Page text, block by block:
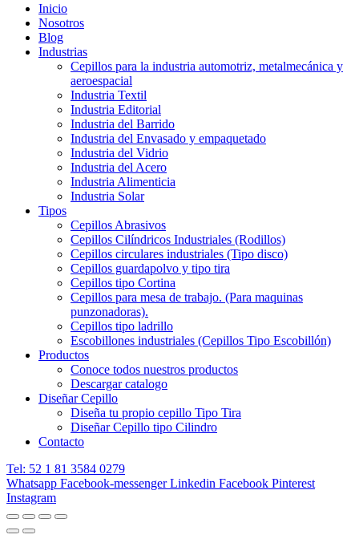
Inicio
Nosotros
Blog
Industrias
Cepillos para la industria automotriz, metalmecánica y
aeroespacial
Industria Textil
Industria Editorial
Industria del Barrido
Industria del Envasado y empaquetado
Industria del Vidrio
Industria del Acero
Industria Alimenticia
Industria Solar
Tipos
Cepillos Abrasivos
Cepillos Cilíndricos Industriales (Rodillos)
Cepillos circulares industriales (Tipo disco)
Cepillos guardapolvo y tipo tira
Cepillos tipo Cortina
Cepillos para mesa de trabajo. (Para maquinas
punzonadoras).
Cepillos tipo ladrillo
Escobillones industriales (Cepillos Tipo Escobillón)
Productos
Conoce todos nuestros productos
Descargar catalogo
Diseñar Cepillo
Diseña tu propio cepillo Tipo Tira
Diseñar Cepillo tipo Cilindro
Contacto
Tel: 52 1 81 3584 0279
Whatsapp Facebook-messenger Linkedin Facebook Pinterest
Instagram